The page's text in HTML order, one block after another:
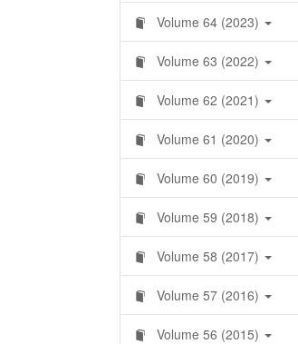
Volume 64 (2023)
Volume 63 (2022)
Volume 62 (2021)
Volume 61 (2020)
Volume 60 (2019)
Volume 59 (2018)
Volume 58 (2017)
Volume 57 (2016)
Volume 56 (2015)